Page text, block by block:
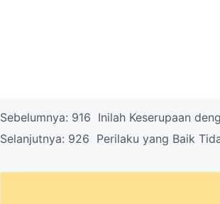
Sebelumnya: 916 Inilah Keserupaan
Selanjutnya: 926 Perilaku yang Baik